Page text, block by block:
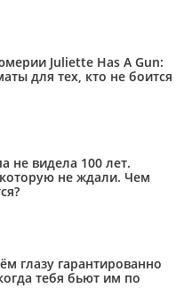
Juliette Has A Gun:
для тех, кто не боится
не видела 100 лет.
не ждали. Чем
глазу гарантированно
тебя бьют им по